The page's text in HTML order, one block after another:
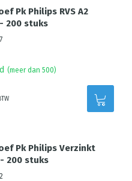
Pk Philips RVS A2
200 stuks
(meer dan 500)
Pk Philips Verzinkt
- 200 stuks